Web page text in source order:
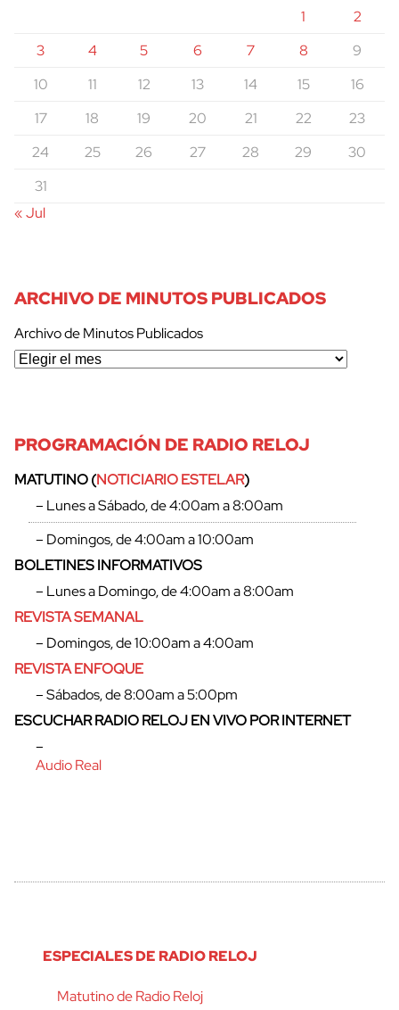
1
2
3
4 5 6 7 8
9
10
11 12 13 14 15
16
17
18 19 20 21 22
23
24
25 26 27 28 29
30
31
« Jul
ARCHIVO DE MINUTOS PUBLICADOS
Archivo de Minutos Publicados
PROGRAMACIÓN DE RADIO RELOJ
MATUTINO (NOTICIARIO ESTELAR)
– Lunes a Sábado, de 4:00am a 8:00am
– Domingos, de 4:00am a 10:00am
BOLETINES INFORMATIVOS
– Lunes a Domingo, de 4:00am a 8:00am
REVISTA SEMANAL
– Domingos, de 10:00am a 4:00am
REVISTA ENFOQUE
– Sábados, de 8:00am a 5:00pm
ESCUCHAR RADIO RELOJ EN VIVO POR INTERNET
–
Audio Real
ESPECIALES DE RADIO RELOJ
Matutino de Radio Reloj